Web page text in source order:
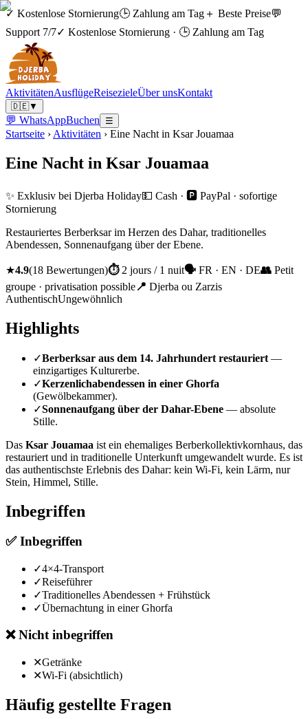
✓ Kostenlose Stornierung🕒 Zahlung am Tag＋ Beste Preise💬
Support 7/7✓ Kostenlose Stornierung · 🕒 Zahlung am Tag
AktivitätenAusflügeReisezieleÜber unsKontakt
🇩🇪▼
💬 WhatsAppBuchen ☰
Startseite › Aktivitäten › Eine Nacht in Ksar Jouamaa
Eine Nacht in Ksar Jouamaa
✨ Exklusiv bei Djerba Holiday💵 Cash · 🅿️ PayPal · sofortige
Stornierung
Restauriertes Berberksar im Herzen des Dahar, traditionelles
Abendessen, Sonnenaufgang über der Ebene.
★4.9(18 Bewertungen)⏱ 2 jours / 1 nuit🗣 FR · EN · DE👥 Petit
groupe · privatisation possible📍 Djerba ou Zarzis
AuthentischUngewöhnlich
Highlights
✓Berberksar aus dem 14. Jahrhundert restauriert —
einzigartiges Kulturerbe.
✓Kerzenlichabendessen in einer Ghorfa
(Gewölbekammer).
✓Sonnenaufgang über der Dahar-Ebene — absolute
Stille.
Das Ksar Jouamaa ist ein ehemaliges Berberkollektivkornhaus, das
restauriert und in traditionelle Unterkunft umgewandelt wurde. Es ist
das authentischste Erlebnis des Dahar: kein Wi-Fi, kein Lärm, nur
Stein, Himmel, Stille.
Inbegriffen
✅Inbegriffen
✓4×4-Transport
✓Reiseführer
✓Traditionelles Abendessen + Frühstück
✓Übernachtung in einer Ghorfa
❌Nicht inbegriffen
✕Getränke
✕Wi-Fi (absichtlich)
Häufig gestellte Fragen